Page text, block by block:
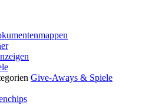
Give-Aways & Spiele